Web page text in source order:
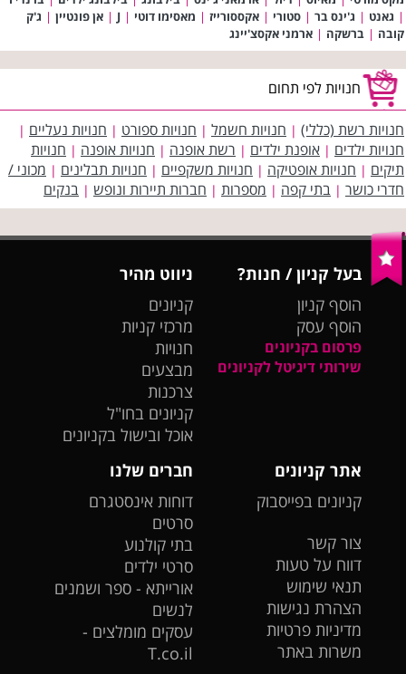
| גאנט | ג'ינס בר | סטורי | אקססורייז | מאסימו דוטי |
J
| אן פונטיין | ג'ק
קובה | ברשקה | ארמני אקסצ'יינג
חנויות לפי תחום
חנויות רשת (כללי) | חנויות חשמל | חנויות ספורט | חנויות נעליים |
חנויות ילדים | אופנת ילדים | רשת אופנה | חנויות אופנה | חנויות
תיקים | חנויות אופטיקה | חנויות משקפיים | חנויות תבלינים | מכוני /
חדרי כושר | בתי קפה | מספרות | חברות תיירות ונופש | בנקים
בעל קניון / חנות?
הוסף קניון
הוסף עסק
פרסום בקניונים
שירותי דיגיטל לקניונים
ניווט מהיר
קניונים
מרכזי קניות
חנויות
מבצעים
צרכנות
קניונים בחו"ל
אוכל ובישול בקניונים
אתר קניונים
קניונים בפייסבוק
צור קשר
דווח על טעות
תנאי שימוש
הצהרת נגישות
מדיניות פרטיות
משרות באתר
חברים שלנו
דוחות אינסטגרם
סרטים
בתי קולנוע
סרטי ילדים
אורייתא - ספר ושמנים
לנשים
עסקים מומלצים -
T.co.il